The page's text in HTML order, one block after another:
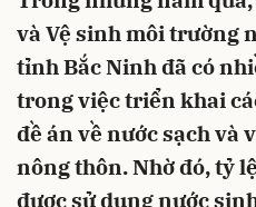
và Vệ sinh môi trường
tỉnh Bắc Ninh đã có
trong việc triển khai
đề án về nước sạch và
nông thôn. Nhờ đó, tỷ
được sử dụng nước